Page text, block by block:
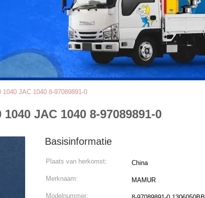
JAC 1040 8-97089891-0
JAC 1040 8-97089891-0
Basisinformatie
Plaats van herkomst: China
Merknaam: MAMUR
Modelnummer: